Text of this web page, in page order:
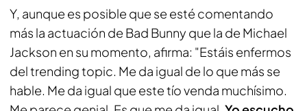
Y, aunque es posible que se esté comentando
más la actuación de Bad Bunny que la de Michael
Jackson en su momento, afirma: "Estáis enfermos
del trending topic. Me da igual de lo que más se
hable. Me da igual que este tío venda muchísimo.